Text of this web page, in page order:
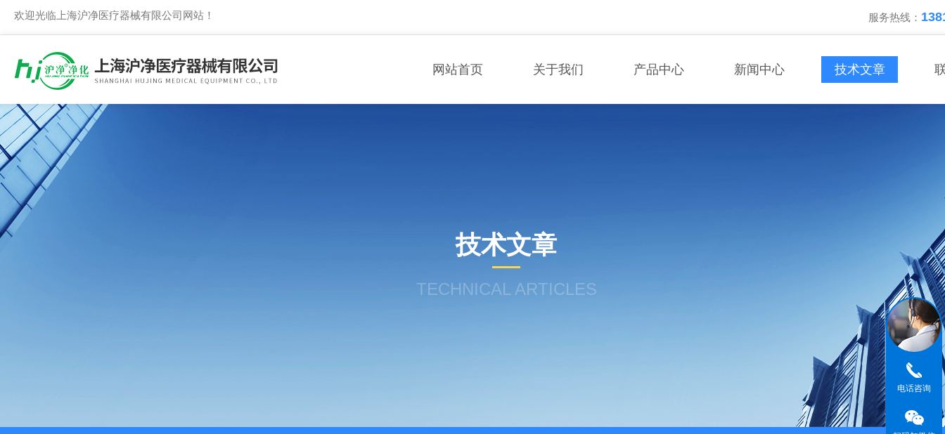
欢迎光临上海沪净医疗器械有限公司网站！ 服务热线：
网站首页 关于我们 产品中心 新闻中心 技术文章
技术文章
TECHNICAL ARTICLES
电话咨询